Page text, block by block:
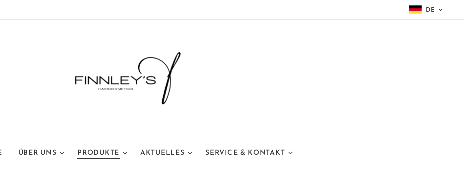
DE
ÜBER UNS PRODUKTE AKTUELLES SERVICE & KONTAKT